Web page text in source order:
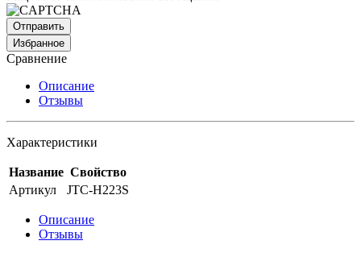
Избранное
Сравнение
Описание
Отзывы
Характеристики
Название Свойство
Артикул
JTC-H223S
Описание
Отзывы